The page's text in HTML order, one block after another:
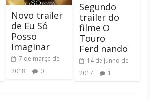
Novo trailer
de Eu Só
Posso
Imaginar
7 de março de
2018
0
Segundo
trailer do
filme O
Touro
Ferdinando
14 de junho de
2017
1